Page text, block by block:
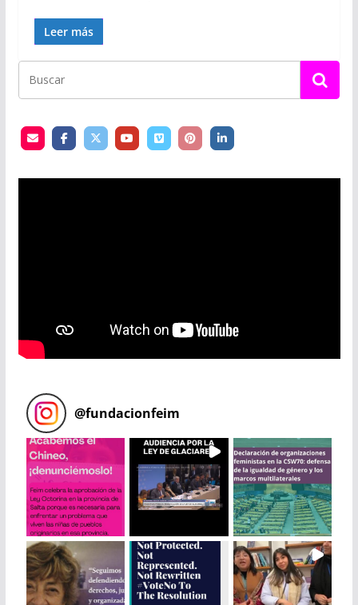
Leer más
@fundacionfeim